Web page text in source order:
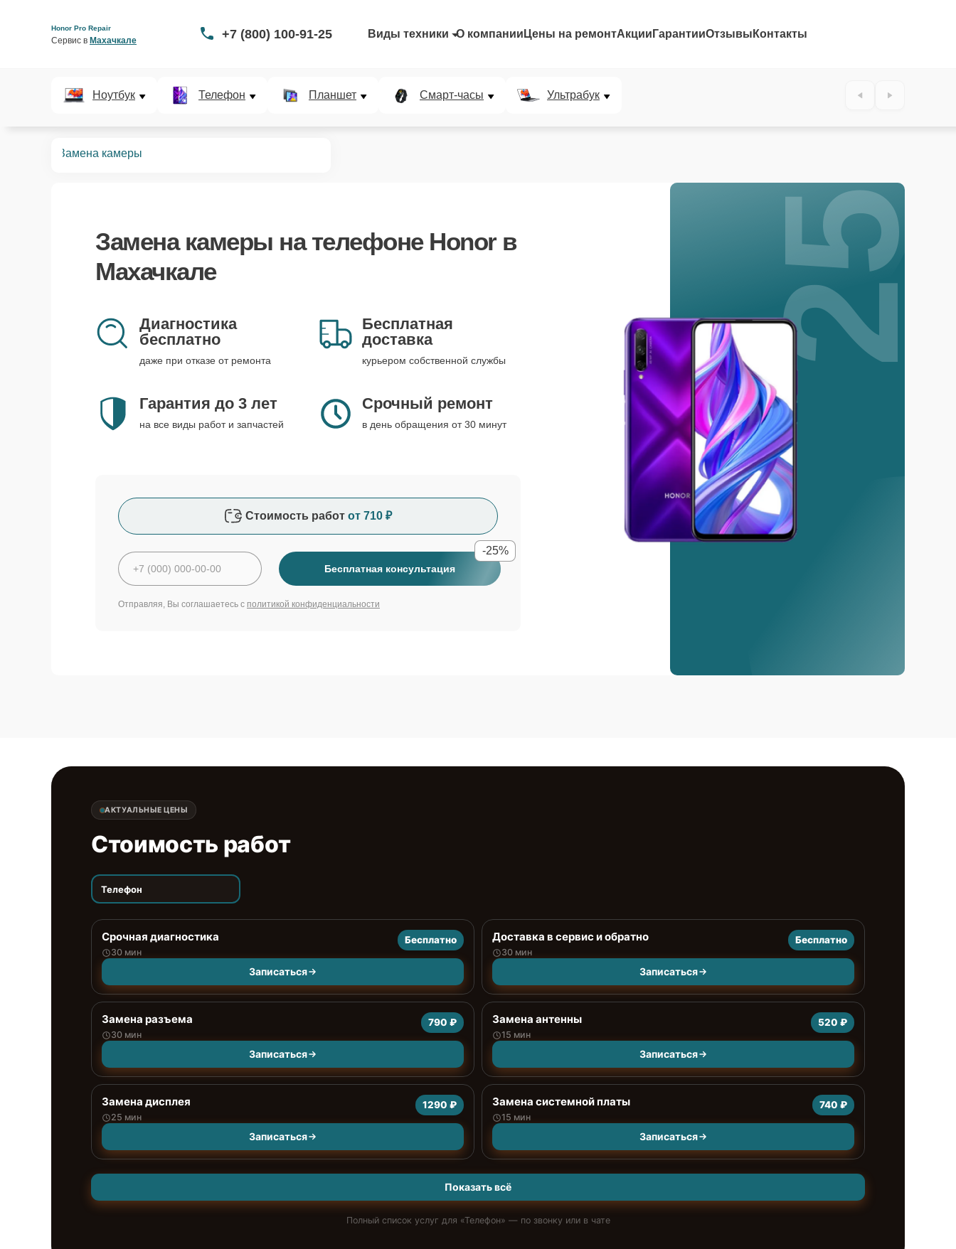
Honor Pro Repair
Сервис в Махачкале +7 (800) 100-91-25 Виды техники О компании Цены на ремонтАкции ГарантииОтзывы Контакты
Ноутбук Телефон Планшет Смарт-часы Ультрабук
Замена камеры
Замена камеры на телефоне Honor в
Махачкале
Диагностика
бесплатно
даже при отказе от ремонта
Бесплатная
доставка
курьером собственной службы
Гарантия до 3 лет
на все виды работ и запчастей
Срочный ремонт
в день обращения от 30 минут
Стоимость работ от 710 ₽
Бесплатная консультация
-25%
Отправляя, Вы соглашаетесь с политикой конфиденциальности
25%
АКТУАЛЬНЫЕ ЦЕНЫ
Стоимость работ
Телефон
Срочная диагностика
30 мин
Бесплатно
Записаться
Доставка в сервис и обратно
30 мин
Бесплатно
Записаться
Замена разъема
30 мин
790 ₽
Записаться
Замена антенны
15 мин
520 ₽
Записаться
Замена дисплея
25 мин
1290 ₽
Записаться
Замена системной платы
15 мин
740 ₽
Записаться
Показать всё
Полный список услуг для «Телефон» — по звонку или в чате